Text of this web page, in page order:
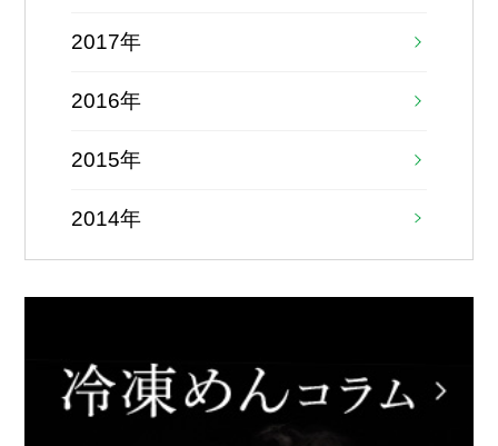
2017年
2016年
2015年
2014年